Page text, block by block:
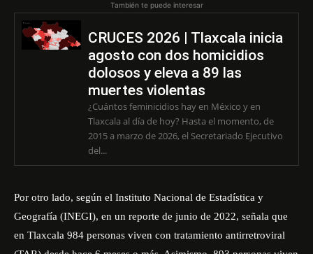
También te puede interesar
CRUCES 2026 | Tlaxcala inicia
agosto con dos homicidios
dolosos y eleva a 89 las
muertes violentas
¿Cuántos feminicidios hay en México y en
Tlaxcala al día de hoy? Hasta el momento, de
2015 a marzo de 2026, el Secretariado Ejecutivo
del...
Por otro lado, según el Instituto Nacional de Estadística y
Geografía (INEGI), en un reporte de junio de 2022, señala que
en Tlaxcala 984 personas viven con tratamiento antirretroviral